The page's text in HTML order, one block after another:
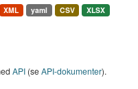
XML yaml CSV
XLSX
API (seAPI-dokumenter).